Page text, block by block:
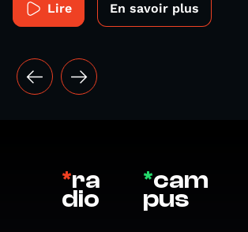
Lire En savoir plus
*ra
dio
*cam
pus